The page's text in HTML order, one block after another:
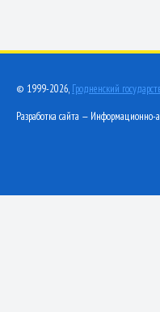
© 1999-2026, Гродненский
Разработка сайта — Информационно-